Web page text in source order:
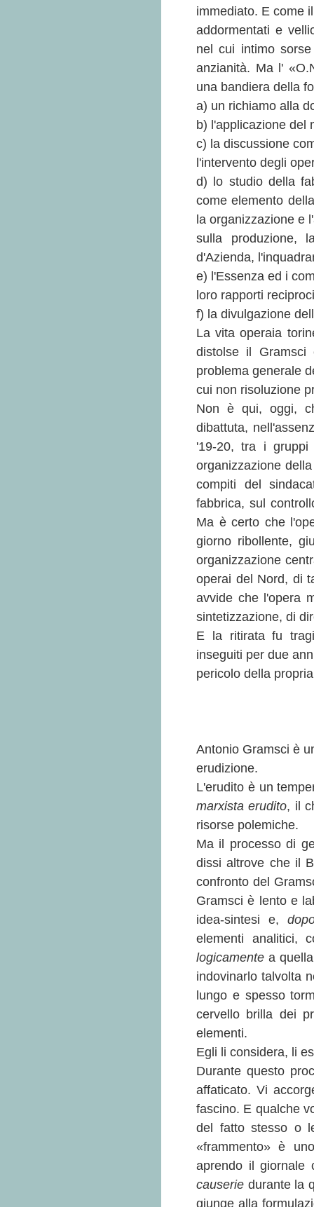
immediato. E come
addormentati e
nel cui intimo
anzianità. Ma l'
una bandiera della
a) un richiamo alla
b) l'applicazione del
c) la discussione
l'intervento degli
d) lo studio della
come elemento
la organizzazione e
sulla produzione,
d'Azienda,
e) l'Essenza ed i
loro rapporti
f) la divulgazione
La vita operaia
distolse il
problema generale
cui non risoluzione
Non è qui, oggi,
dibattuta,
'19-20, tra i
organizzazione
compiti del
fabbrica, sul
Ma è certo che
giorno ribollente,
organizzazione
operai del Nord, di
avvide che l'opera
sintetizzazione, di
E la ritirata fu
inseguiti per due
pericolo della
Antonio Gramsci è
erudizione.
L'erudito è un
marxista erudito, il
risorse polemiche.
Ma il processo di
dissi altrove che il
confronto del
Gramsci è lento e
idea-sintesi e,
elementi analitici,
logicamente a
indovinarlo talvolta
lungo e spesso
cervello brilla dei
elementi.
Egli li considera, li
Durante questo
affaticato. Vi
fascino. E qualche
del fatto stesso o
«frammento» è
aprendo il giornale
causerie durante la
giunge alla